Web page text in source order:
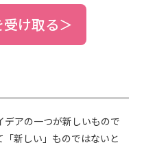
け取る＞
デアの一つが新しいもので
新しい」ものではないと